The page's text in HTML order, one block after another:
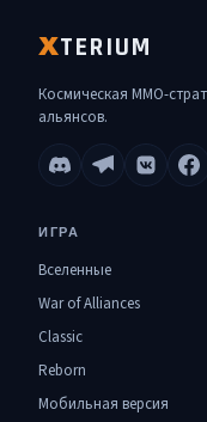
XTERIUM
Космическая MMO-
альянсов.
ИГРА
Вселенные
War of Alliances
Classic
Reborn
Мобильная версия